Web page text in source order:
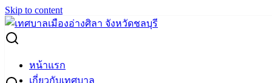
Skip to content
หน้าแรก
เกี่ยวกับเทศบาล
Search for:
ประกาศผู้ชนะการเสนอราคา จ้างซ่อมแซมรถยนต์ หมายเลข
ทะเบียน 83-9166 ชลบุรี โดยวิธีเฉพาะเจาะจง